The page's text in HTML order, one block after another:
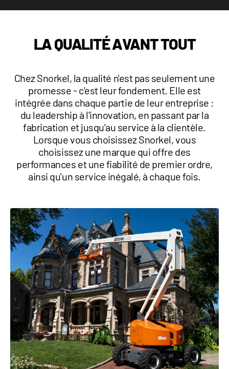
1 877-641-8355
CONTACTEZ-NOUS
LA QUALITÉ AVANT TOUT
Chez Snorkel, la qualité n'est pas seulement une
promesse - c'est leur fondement. Elle est
intégrée dans chaque partie de leur entreprise :
du leadership à l'innovation, en passant par la
fabrication et jusqu'au service à la clientèle.
Lorsque vous choisissez Snorkel, vous
choisissez une marque qui offre des
performances et une fiabilité de premier ordre,
ainsi qu'un service inégalé, à chaque fois.